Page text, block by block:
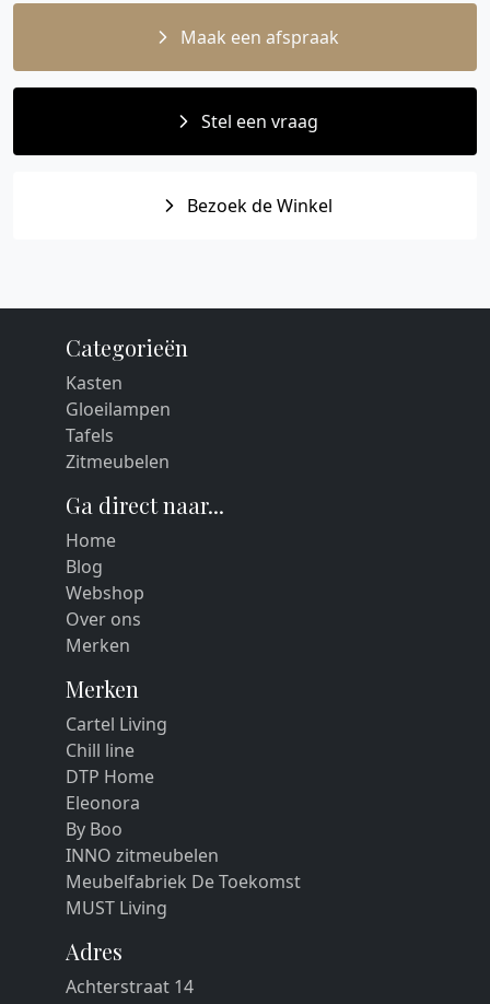
Maak een afspraak
Stel een vraag
Bezoek de Winkel
Categorieën
Kasten
Gloeilampen
Tafels
Zitmeubelen
Ga direct naar...
Home
Blog
Webshop
Over ons
Merken
Merken
Cartel Living
Chill line
DTP Home
Eleonora
By Boo
INNO zitmeubelen
Meubelfabriek De Toekomst
MUST Living
Adres
Achterstraat 14